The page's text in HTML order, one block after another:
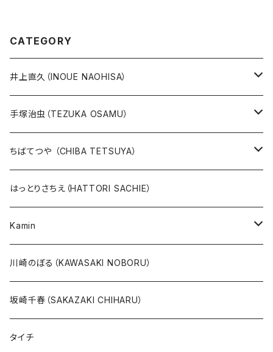
CATEGORY
井上直久（INOUE NAOHISA）
人気作品TOP10
版画
10万未満
20万未満
本、カレンダー
イバラード新作版画2026
手塚治虫（TEZUKA OSAMU）
版画
鉄腕アトム
ジャングル大帝
人気作品TOP10
ちばてつや （CHIBA TETSUYA）
版画
あしたのジョー
その他
人気作品TOP5
はっとりさちえ（HATTORI SACHIE）
Kamin
版画
川崎のぼる（KAWASAKI NOBORU）
坂崎千春（SAKAZAKI CHIHARU）
タイチ